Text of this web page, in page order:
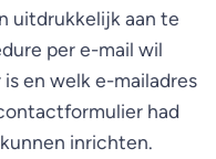
uitdrukkelijk aan te
per e-mail wil
en welk e-mailadres
had
inrichten.